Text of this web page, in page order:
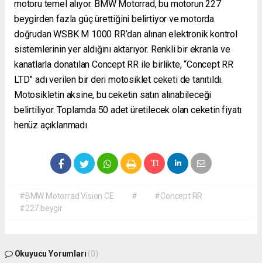
motoru temel alıyor. BMW Motorrad, bu motorun 227
beygirden fazla güç ürettiğini belirtiyor ve motorda
doğrudan WSBK M 1000 RR’dan alınan elektronik kontrol
sistemlerinin yer aldığını aktarıyor. Renkli bir ekranla ve
kanatlarla donatılan Concept RR ile birlikte, “Concept RR
LTD” adı verilen bir deri motosiklet ceketi de tanıtıldı.
Motosikletin aksine, bu ceketin satın alınabileceği
belirtiliyor. Toplamda 50 adet üretilecek olan ceketin fiyatı
henüz açıklanmadı.
#BMW Motorrad Vision CE #
#Concept RR
#227 beygir
Okuyucu Yorumları (0)